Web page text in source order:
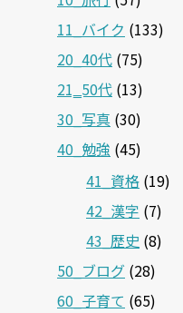
11_バイク (133)
20_40代 (75)
21‗50代 (13)
30_写真 (30)
40_勉強 (45)
41_資格 (19)
42_漢字 (7)
43_歴史 (8)
50_ブログ (28)
60_子育て (65)